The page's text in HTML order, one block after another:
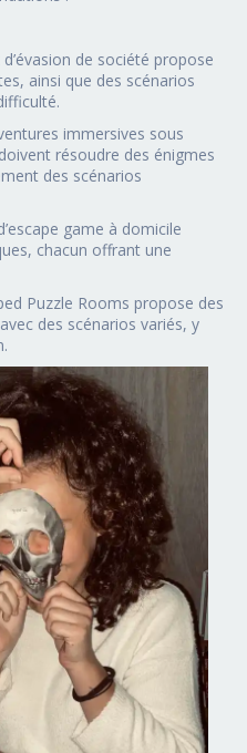
de société propose
ainsi que des scénarios
immersives sous
résoudre des énigmes
des scénarios
game à domicile
chacun offrant une
Puzzle Rooms propose des
des scénarios variés, y